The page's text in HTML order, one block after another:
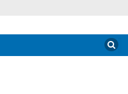
for: